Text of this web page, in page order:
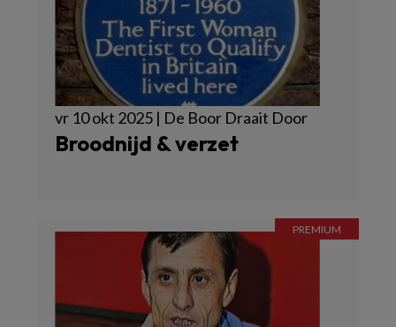
vr 10 okt 2025 | De Boor Draait Door
Broodnijd & verzet